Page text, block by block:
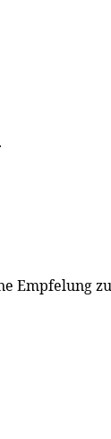
Empfelung